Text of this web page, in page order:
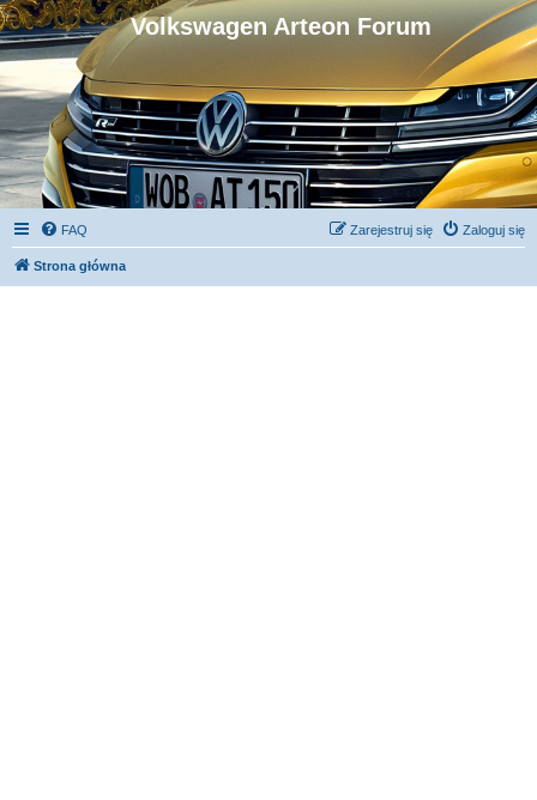
Volkswagen Arteon Forum
FAQ Zaloguj się
Zarejestruj się
Strona główna